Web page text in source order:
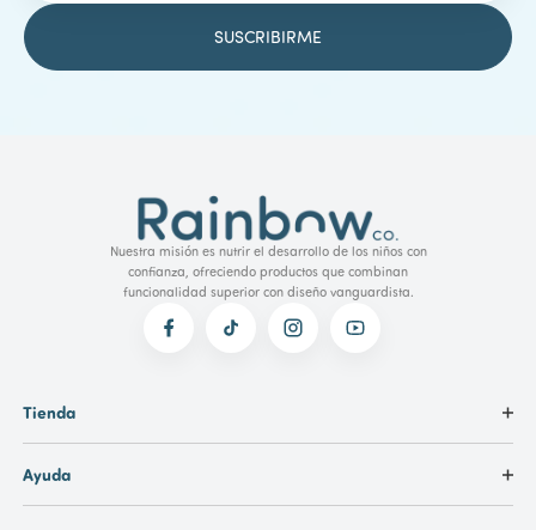
Nuestra misión es nutrir el desarrollo de los niños con
confianza, ofreciendo productos que combinan
funcionalidad superior con diseño vanguardista.
Tienda
Ayuda